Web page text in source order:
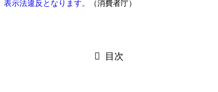
表示法違反となります。
（消費者庁）
目次